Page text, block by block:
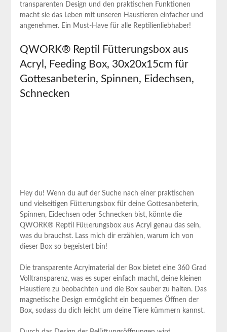
transparenten ​Design⁣ und den praktischen Funktionen
macht sie⁣ das Leben mit unseren Haustieren ​einfacher und
angenehmer. Ein Must-Have für alle Reptilienliebhaber!
QWORK® Reptil Fütterungsbox aus
‌Acryl, Feeding Box, 30x20x15cm für
Gottesanbeterin, Spinnen, Eidechsen,
Schnecken
Hey du!​ Wenn​ du auf der ⁤Suche nach ​einer praktischen
und⁢ vielseitigen Fütterungsbox⁣ für deine Gottesanbeterin,
Spinnen, Eidechsen oder Schnecken bist, könnte ​die
QWORK® Reptil Fütterungsbox aus ​Acryl‌ genau das sein,
‌was du‍ brauchst.‍ Lass mich dir​ erzählen, warum ‍ich von
dieser Box‌ so begeistert bin!
Die transparente Acrylmaterial der Box bietet eine 360 Grad
Volltransparenz, ​was es super einfach macht, deine kleinen
Haustiere ‍zu beobachten und ⁤die Box sauber ⁢zu ‍halten. Das
magnetische Design ermöglicht ein bequemes Öffnen der
Box, sodass du dich leicht um deine Tiere‌ kümmern kannst.